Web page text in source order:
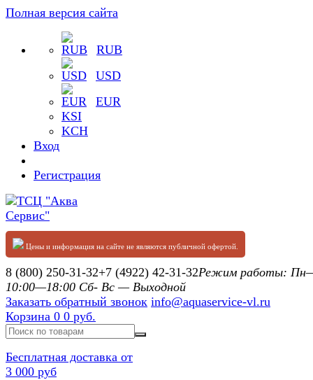
Полная версия сайта
RUB
USD
EUR
KSI
KCH
Вход
Регистрация
Цены и информация на сайте не являются публичной офертой.
8 (800) 250-31-32+7 (4922) 42-31-32Режим работы:
10:00—18:00 Сб- Вс — Выходной
Заказать обратный звонок info@aquaservice-vl.ru
Корзина 0 0 руб.
Бесплатная доставка от
3 000 руб